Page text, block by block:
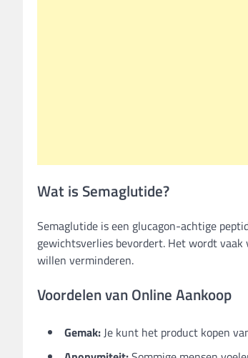
Wat is Semaglutide?
Semaglutide is een glucagon-achtige
gewichtsverlies bevordert. Het wordt
willen verminderen.
Voordelen van Online Aankoop
Gemak:Je kunt het product kopen